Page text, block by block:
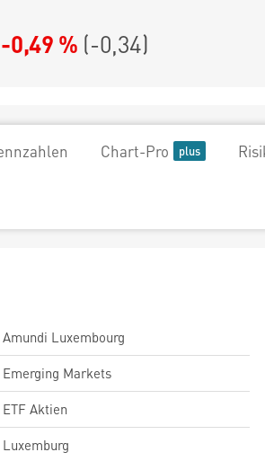
-0,49 % (-0,34)
Chart-Pro
Amundi Luxembourg
Emerging Markets
ETF Aktien
Luxemburg